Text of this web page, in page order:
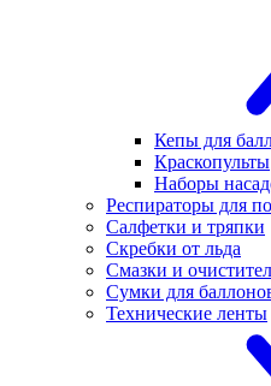
Кепы для
Краскопульты
Наборы
Респираторы для
Салфетки и тряпки
Скребки от льда
Смазки и
Сумки для
Технические ленты